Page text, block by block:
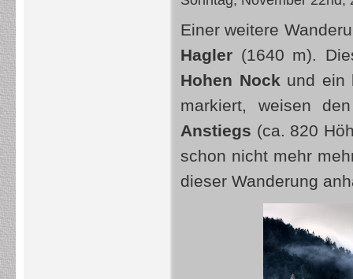
Einer weitere
Hagler (1640 m).
Hohen Nockund ein
markiert, weisen
Anstiegs (ca. 820
schon nicht mehr
dieser Wanderung